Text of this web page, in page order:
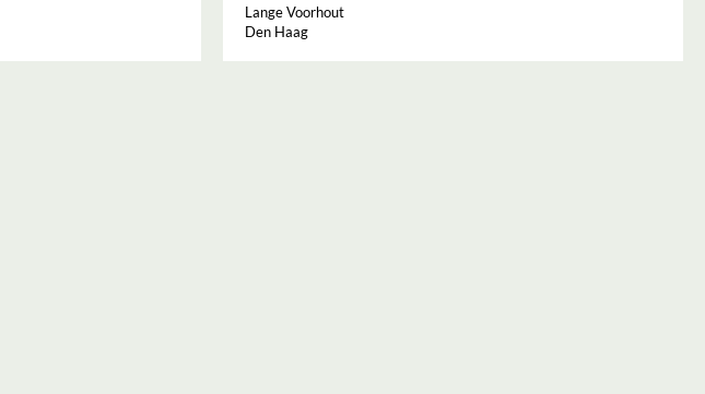
Lange Voorhout
Den Haag